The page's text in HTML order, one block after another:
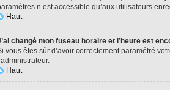
n’est accessible qu’aux utilisateurs
Haut
changé mon fuseau horaire et l’heure est
vous êtes sûr d’avoir correctement paramétré
Haut